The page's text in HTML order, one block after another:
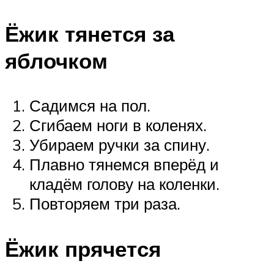
Ёжик тянется за
яблочком
Садимся на пол.
Сгибаем ноги в коленях.
Убираем ручки за спину.
Плавно тянемся вперёд и
кладём голову на коленки.
Повторяем три раза.
Ёжик прячется